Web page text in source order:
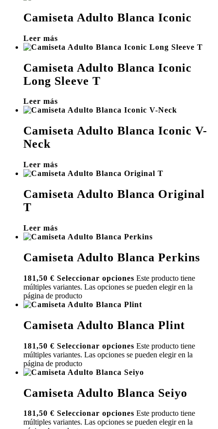
Camiseta Adulto Blanca Iconic
Leer más
Camiseta Adulto Blanca Iconic
Long Sleeve T
Leer más
Camiseta Adulto Blanca Iconic V-
Neck
Leer más
Camiseta Adulto Blanca Original
T
Leer más
Camiseta Adulto Blanca Perkins
181,50 € Seleccionar opciones Este producto tiene
múltiples variantes. Las opciones se pueden elegir en la
página de producto
Camiseta Adulto Blanca Plint
181,50 € Seleccionar opciones Este producto tiene
múltiples variantes. Las opciones se pueden elegir en la
página de producto
Camiseta Adulto Blanca Seiyo
181,50 € Seleccionar opciones Este producto tiene
múltiples variantes. Las opciones se pueden elegir en la